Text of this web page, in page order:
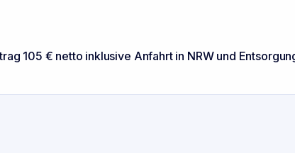
105 € netto inklusive Anfahrt in NRW und